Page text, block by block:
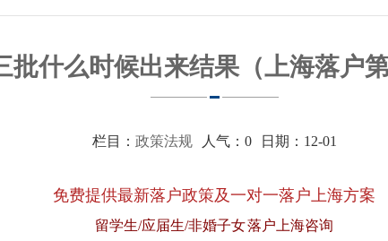
什么时候出来结果（上海落户
栏目： 政策法规人气： 0日期：12-01
免费提供最新落户政策及一对一落户上海方案
留学生/应届生/非婚子女 落户上海咨询